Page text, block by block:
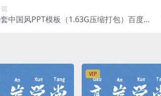
中国风PPT模板（1.63G压缩打包）百度网
VIP